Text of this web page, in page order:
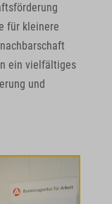
für kleinere
ein vielfältiges
und